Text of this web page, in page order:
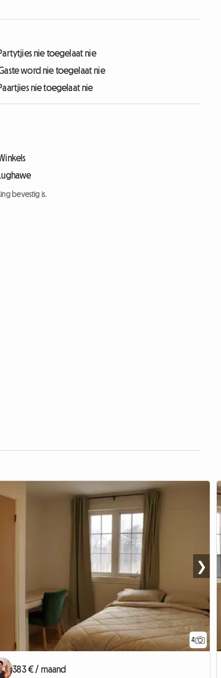
Partytjies nie toegelaat nie
word nie toegelaat nie
Paartjies nie toegelaat nie
Lughawe
bevestig is.
4
❯
383 € / maand